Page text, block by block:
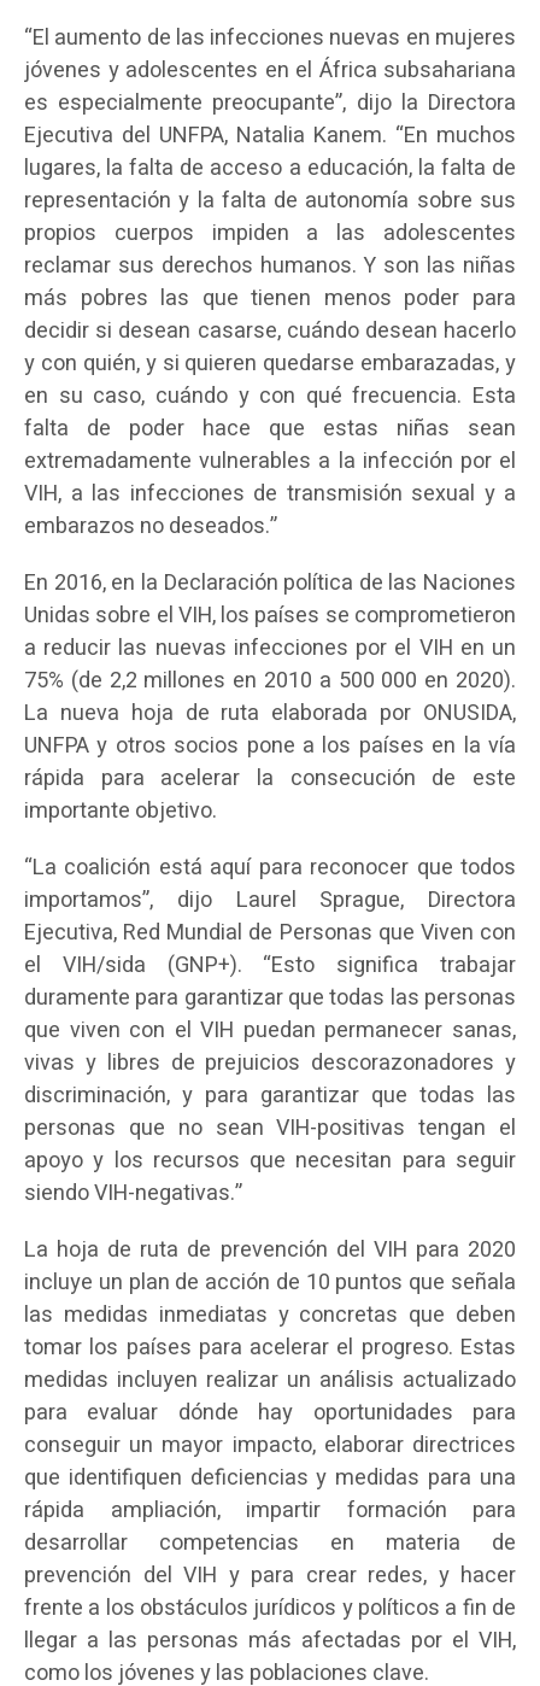
“El aumento de las infecciones nuevas en mujeres
jóvenes y adolescentes en el África subsahariana
es especialmente preocupante”, dijo la Directora
Ejecutiva del UNFPA, Natalia Kanem. “En muchos
lugares, la falta de acceso a educación, la falta de
representación y la falta de autonomía sobre sus
propios cuerpos impiden a las adolescentes
reclamar sus derechos humanos. Y son las niñas
más pobres las que tienen menos poder para
decidir si desean casarse, cuándo desean hacerlo
y con quién, y si quieren quedarse embarazadas, y
en su caso, cuándo y con qué frecuencia. Esta
falta de poder hace que estas niñas sean
extremadamente vulnerables a la infección por el
VIH, a las infecciones de transmisión sexual y a
embarazos no deseados.”
En 2016, en la Declaración política de las Naciones
Unidas sobre el VIH, los países se comprometieron
a reducir las nuevas infecciones por el VIH en un
75% (de 2,2 millones en 2010 a 500 000 en 2020).
La nueva hoja de ruta elaborada por ONUSIDA,
UNFPA y otros socios pone a los países en la vía
rápida para acelerar la consecución de este
importante objetivo.
“La coalición está aquí para reconocer que todos
importamos”, dijo Laurel Sprague, Directora
Ejecutiva, Red Mundial de Personas que Viven con
el VIH/sida (GNP+). “Esto significa trabajar
duramente para garantizar que todas las personas
que viven con el VIH puedan permanecer sanas,
vivas y libres de prejuicios descorazonadores y
discriminación, y para garantizar que todas las
personas que no sean VIH-positivas tengan el
apoyo y los recursos que necesitan para seguir
siendo VIH-negativas.”
La hoja de ruta de prevención del VIH para 2020
incluye un plan de acción de 10 puntos que señala
las medidas inmediatas y concretas que deben
tomar los países para acelerar el progreso. Estas
medidas incluyen realizar un análisis actualizado
para evaluar dónde hay oportunidades para
conseguir un mayor impacto, elaborar directrices
que identifiquen deficiencias y medidas para una
rápida ampliación, impartir formación para
desarrollar competencias en materia de
prevención del VIH y para crear redes, y hacer
frente a los obstáculos jurídicos y políticos a fin de
llegar a las personas más afectadas por el VIH,
como los jóvenes y las poblaciones clave.